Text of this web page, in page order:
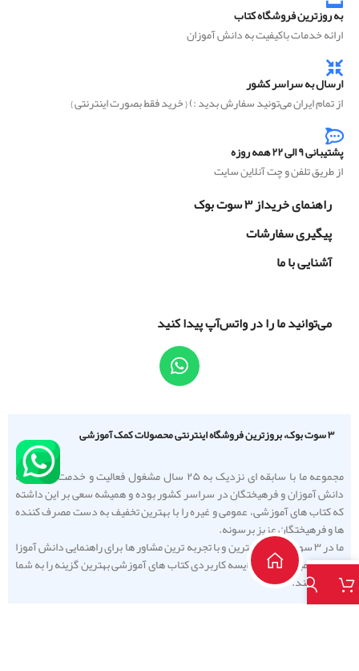
به روزترین فروشگاه کتاب
ارائه خدمات باکیفیت به دانش آموزان
ارسال به سراسر کشور
از تمام ایران می‌تونید سفارش بدید :) { خرید فقط بصورت اینترنتی }
پشتیبانی ۹ الی ۲۲ همه روزه
از طریق تلفن و چت آنلاین سایت
راهنمای خریداز ۳ سوت بوک
پیگیری سفارشات
آشنایی با ما
می‌توانید ما را در واتس‌آپ پیدا کنید
۳ سوت بوک، بروزترین فروشگاه اینترنتی محصولات کمک آموزشی
مجموعه ما با سابقه ای نزدیک به ۲۵ سال مشغول فعالیت و خدمت رسانی به
دانش آموزان و فرهیختگان در سراسر کشور بوده و همیشه سعی بر این داشته
که کتاب های آموزشی، عمومی و غیره را با بهترین تخفیف به دست مصرف کننده
ها و فرهیختگان عزیز برسونه.
ما در ۳ سوت بوک از بهترین و با تجربه ترین مشاور ها برای راهنمایی دانش آموزا
استفاده میکنیم تا با مقایسه کاربردی کتاب های آموزشی بهترین گزینه را به شما
معرفی کنند.